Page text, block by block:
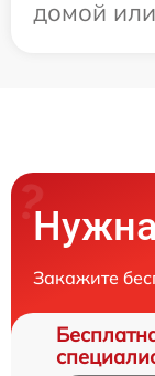
домой
Закажите